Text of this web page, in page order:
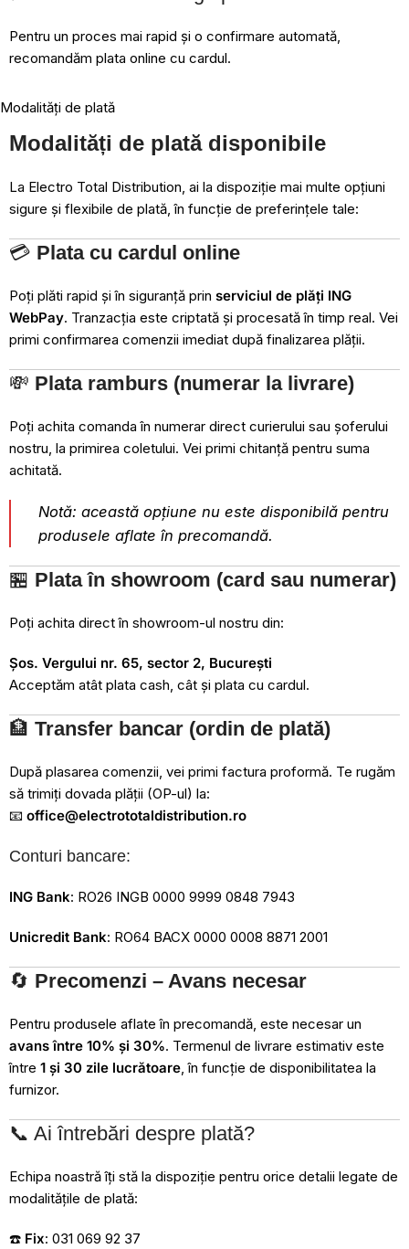
Pentru un proces mai rapid și o confirmare automată,
recomandăm plata online cu cardul.
Modalități de plată
Modalități de plată disponibile
La Electro Total Distribution, ai la dispoziție mai multe opțiuni
sigure și flexibile de plată, în funcție de preferințele tale:
💳 Plata cu cardul online
Poți plăti rapid și în siguranță prin serviciul de plăți ING
WebPay. Tranzacția este criptată și procesată în timp real. Vei
primi confirmarea comenzii imediat după finalizarea plății.
💸 Plata ramburs (numerar la livrare)
Poți achita comanda în numerar direct curierului sau șoferului
nostru, la primirea coletului. Vei primi chitanță pentru suma
achitată.
Notă: această opțiune nu este disponibilă pentru
produsele aflate în precomandă.
🏪 Plata în showroom (card sau numerar)
Poți achita direct în showroom-ul nostru din:
Șos. Vergului nr. 65, sector 2, București
Acceptăm atât plata cash, cât și plata cu cardul.
🏦 Transfer bancar (ordin de plată)
După plasarea comenzii, vei primi factura proformă. Te rugăm
să trimiți dovada plății (OP-ul) la:
📧 office@electrototaldistribution.ro
Conturi bancare:
ING Bank: RO26 INGB 0000 9999 0848 7943
Unicredit Bank: RO64 BACX 0000 0008 8871 2001
🔄 Precomenzi – Avans necesar
Pentru produsele aflate în precomandă, este necesar un
avans între 10% și 30%. Termenul de livrare estimativ este
între 1 și 30 zile lucrătoare, în funcție de disponibilitatea la
furnizor.
📞 Ai întrebări despre plată?
Echipa noastră îți stă la dispoziție pentru orice detalii legate de
modalitățile de plată:
☎️ Fix: 031 069 92 37